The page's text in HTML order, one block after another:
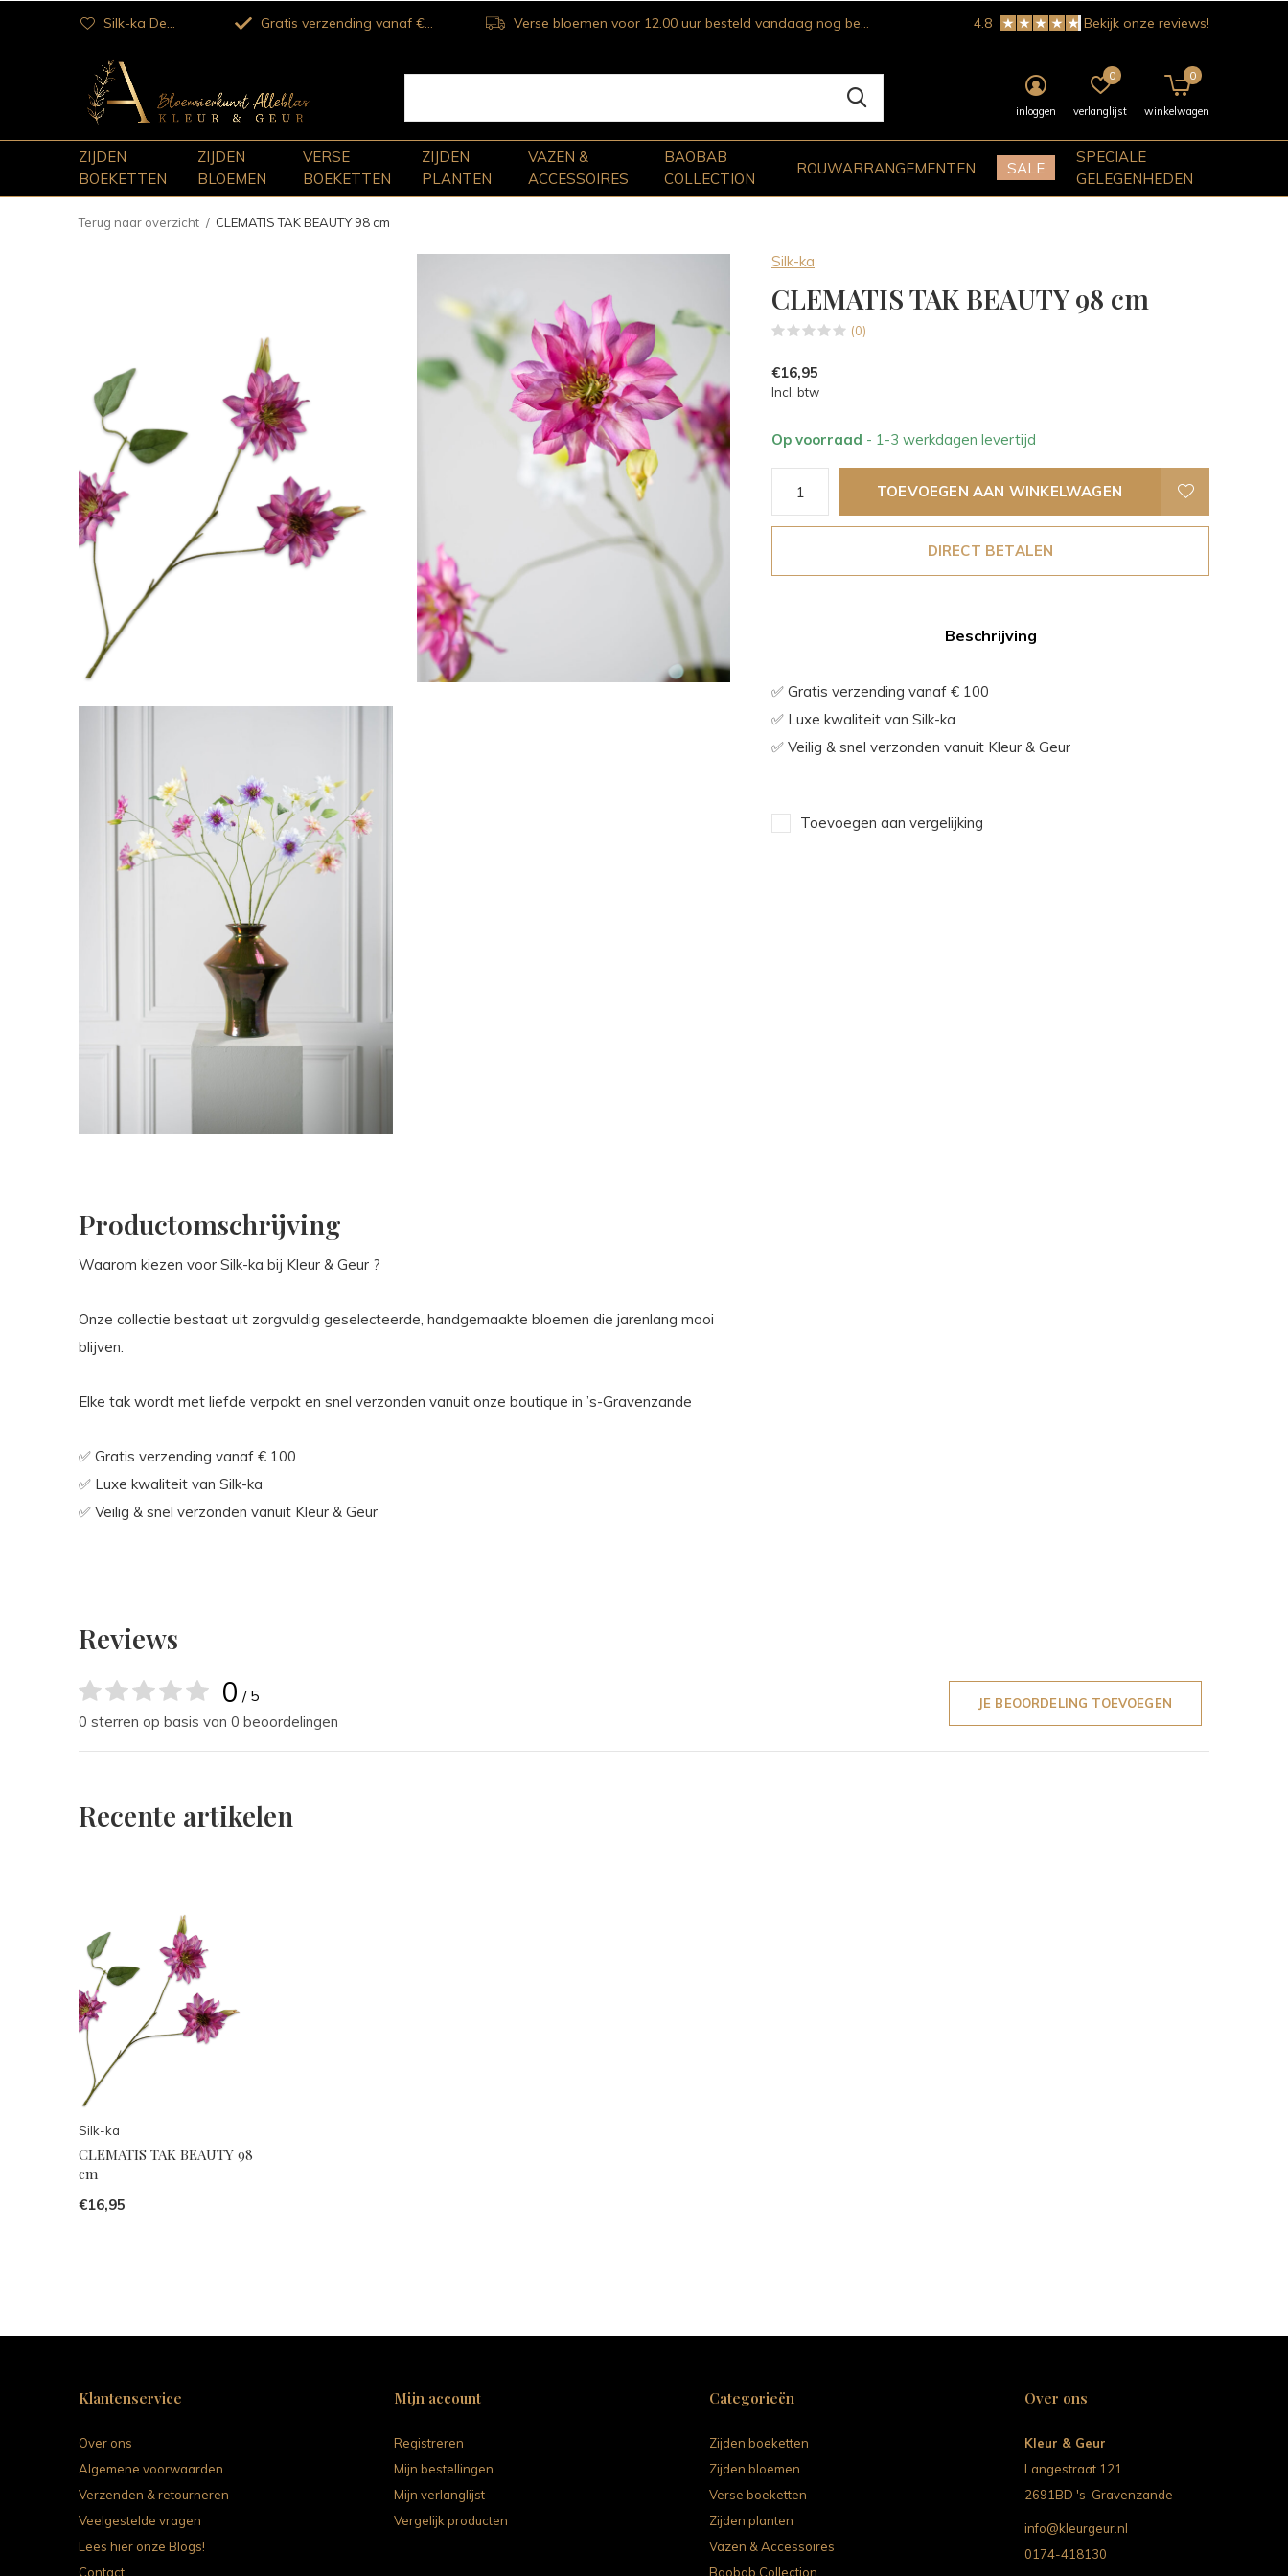
ZIJDEN
BOEKETTEN
ZIJDEN
BLOEMEN
VERSE
BOEKETTEN
ZIJDEN
PLANTEN
VAZEN &
ACCESSOIRES
BAOBAB
COLLECTION
ROUWARRANGEMENTEN SALE
SPECIALE
GELEGENHEDEN
inloggen verlanglijst
0
winkelwagen
0
Silk-ka Dealer Gratis verzending vanaf €100 Verse bloemen voor 12.00 uur besteld vandaag nog bezorgd! 4.8 Bekijk onze reviews!
Terug naar overzicht CLEMATIS TAK BEAUTY 98 cm
Silk-ka
CLEMATIS TAK BEAUTY 98 cm
(0)
€16,95
Incl. btw
Op voorraad - 1-3 werkdagen levertijd
TOEVOEGEN AAN WINKELWAGEN
DIRECT BETALEN
Beschrijving
✅ Gratis verzending vanaf € 100
✅ Luxe kwaliteit van Silk-ka
✅ Veilig & snel verzonden vanuit Kleur & Geur
Toevoegen aan vergelijking
Productomschrijving
Waarom kiezen voor Silk-ka bij Kleur & Geur ?
Onze collectie bestaat uit zorgvuldig geselecteerde, handgemaakte bloemen die jarenlang mooi
blijven.
Elke tak wordt met liefde verpakt en snel verzonden vanuit onze boutique in ’s-Gravenzande
✅ Gratis verzending vanaf € 100
✅ Luxe kwaliteit van Silk-ka
✅ Veilig & snel verzonden vanuit Kleur & Geur
Reviews
0 / 5
0 sterren op basis van 0 beoordelingen
JE BEOORDELING TOEVOEGEN
Recente artikelen
Silk-ka
CLEMATIS TAK BEAUTY 98
cm
€16,95
Klantenservice
Over ons
Algemene voorwaarden
Verzenden & retourneren
Veelgestelde vragen
Lees hier onze Blogs!
Contact
Mijn account
Registreren
Mijn bestellingen
Mijn verlanglijst
Vergelijk producten
Categorieën
Zijden boeketten
Zijden bloemen
Verse boeketten
Zijden planten
Vazen & Accessoires
Baobab Collection
Over ons
Kleur & Geur
Langestraat 121
2691BD 's-Gravenzande
info@kleurgeur.nl
0174-418130